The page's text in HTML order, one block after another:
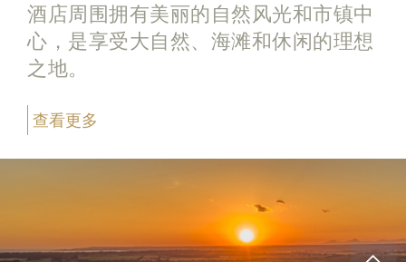
酒店周围拥有美丽的自然风光和市镇中
心，是享受大自然、海滩和休闲的理想
之地。
查看更多